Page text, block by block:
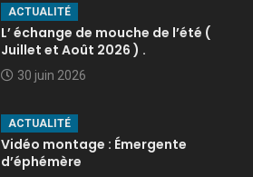
ACTUALITÉ
L’ échange de mouche de l’été (
Juillet et Août 2026 ) .
30 juin 2026
ACTUALITÉ
Vidéo montage : Émergente
d’éphémère